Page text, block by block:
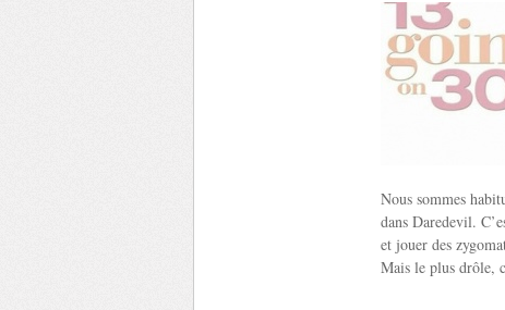
Nous sommes
dans Daredevil.
et jouer des
Mais le plus drôle,